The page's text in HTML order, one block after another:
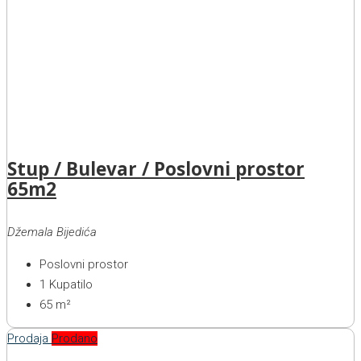
Stup / Bulevar / Poslovni prostor
65m2
Džemala Bijedića
Poslovni prostor
1 Kupatilo
65 m²
Prodaja Prodano